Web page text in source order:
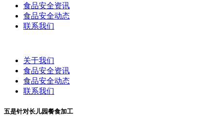
食品安全资讯
食品安全动态
联系我们
关于我们
食品安全资讯
食品安全动态
联系我们
五是针对长儿园餐食加工